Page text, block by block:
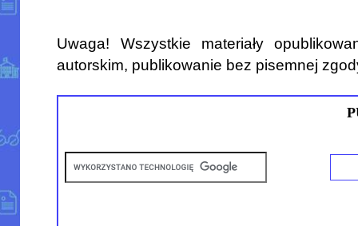
Uwaga! Wszystkie materiały
autorskim, publikowanie bez pisemnej